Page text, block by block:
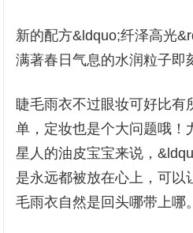
新的配方&ldquo;纤泽高光
满著春日气息的水润粒子即
睫毛雨衣不过眼妆可好比有
单，定妆也是个大问题哦！
星人的油皮宝宝来说，
是永远都被放在心上，可以
毛雨衣自然是回头哪带上哪。